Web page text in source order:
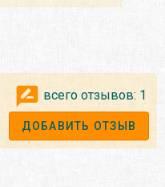
всего отзывов: 1
ДОБАВИТЬ ОТЗЫВ